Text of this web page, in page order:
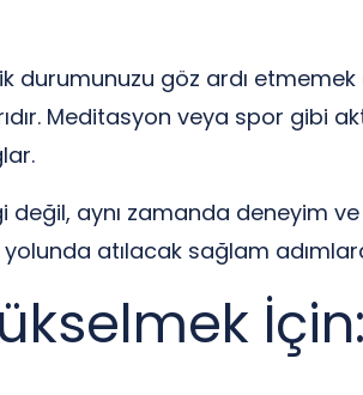
durumunuzu göz ardı
Meditasyon veya spor gibi
değil, aynı zamanda deneyim
atılacak sağlam